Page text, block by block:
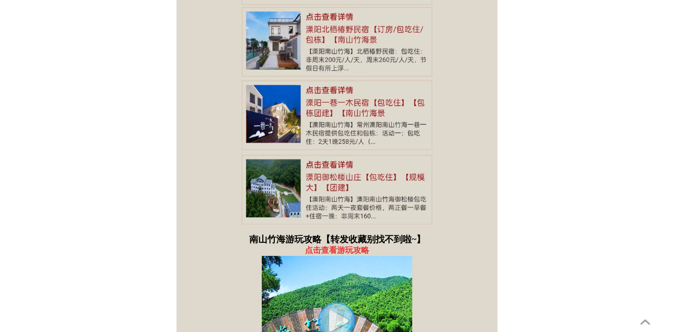
南山竹海游玩攻略【转发收藏别找不到啦~】
点击查看游玩攻略